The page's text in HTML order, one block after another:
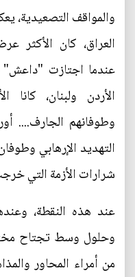
والمواقف التصعيدية،
العراق، كان الأكثر
عندما اجتازت "داعش"
الأردن ولبنان، كانا
وطوفانهم الجارف....
التهديد الإرهابي
شرارات الأزمة التي
عند هذه النقطة،
وحلول وسط تجتاح
من أمراء المحاور